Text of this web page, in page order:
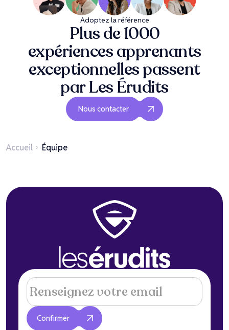
Adoptez la référence
Plus de 1000
expériences apprenants
exceptionnelles passent
par Les Érudits
Nous contacter
Accueil Équipe